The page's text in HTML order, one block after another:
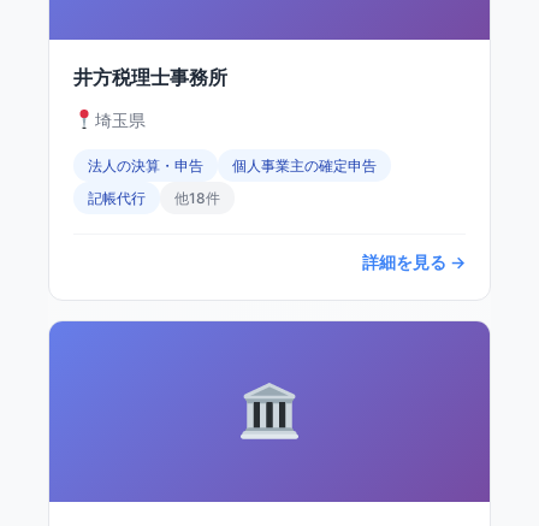
井方税理士事務所
埼玉県
法人の決算・申告
個人事業主の確定申告
記帳代行
他18件
詳細を見る →